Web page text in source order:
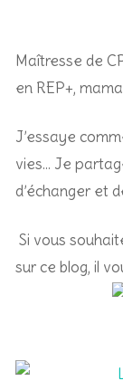
Maîtresse de
en REP+, m
J’essaye
vies… Je
d’échanger et
Si vous
sur ce blog, il